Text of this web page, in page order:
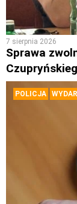
7 sierpnia 2026
Sprawa
POLICJA